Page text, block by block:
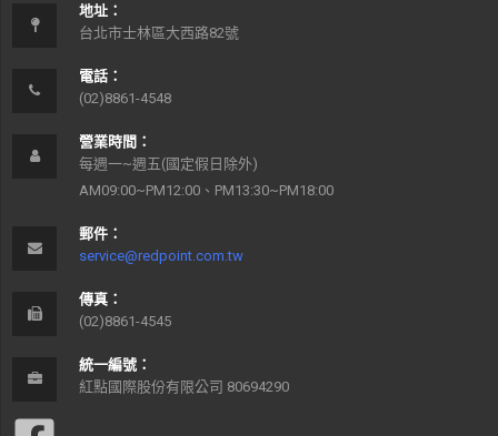
地址：
台北市士林區大西路82號
電話：
(02)8861-4548
營業時間：
每週一~週五(國定假日除外)
AM09:00~PM12:00、PM13:30~PM18:00
郵件：
service@redpoint.com.tw
傳真：
(02)8861-4545
統一編號：
紅點國際股份有限公司 80694290